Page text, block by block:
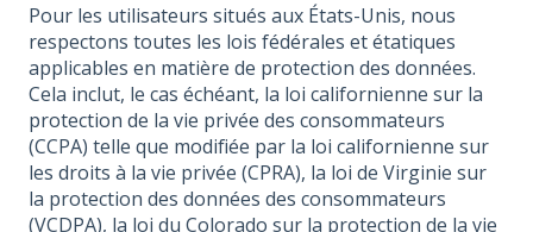
Pour les utilisateurs situés aux États-Unis, nous
respectons toutes les lois fédérales et étatiques
applicables en matière de protection des données.
Cela inclut, le cas échéant, la loi californienne sur la
protection de la vie privée des consommateurs
(CCPA) telle que modifiée par la loi californienne sur
les droits à la vie privée (CPRA), la loi de Virginie sur
la protection des données des consommateurs
(VCDPA), la loi du Colorado sur la protection de la vie